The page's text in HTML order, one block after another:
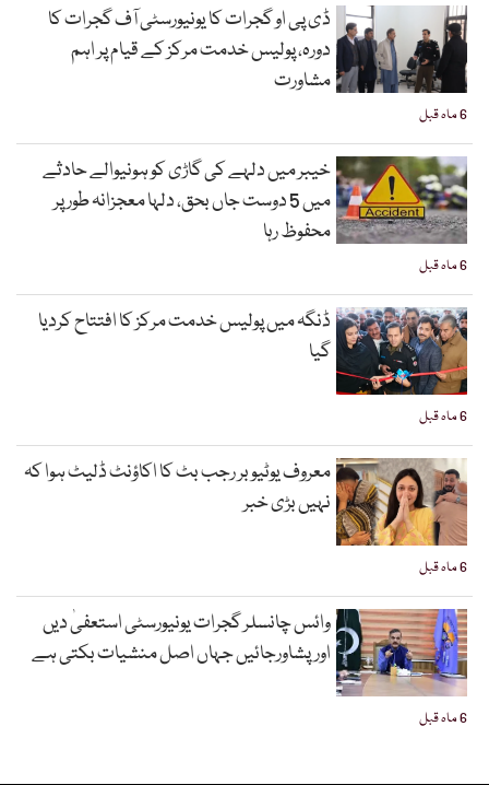
6 ماہ قبل
ڈی پی او گجرات کا یونیورسٹی آف گجرات کا
دورہ، پولیس خدمت مرکز کے قیام پر اہم
مشاورت
6 ماہ قبل
خیبر میں دلہے کی گاڑی کو ہونیوالے حادثے
میں 5 دوست جاں بحق، دلہا معجزانہ طور پر
محفوظ رہا
6 ماہ قبل
ڈنگہ میں پولیس خدمت مرکز کا افتتاح کردیا
گیا
6 ماہ قبل
معروف یوٹیوبر رجب بٹ کا اکاؤنٹ ڈلیٹ ہوا کہ
نہیں بڑی خبر
6 ماہ قبل
وائس چانسلر گجرات یونیورسٹی استعفیٰ دیں
اورپشاورجائیں جہاں اصل منشیات بکتی ہے